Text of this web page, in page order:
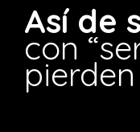
Así de
con